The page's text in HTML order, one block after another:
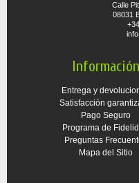
Calle
08031
Información
Entrega y
Satisfacción
Pago Seguro
Programa de
Preguntas
Mapa del Sitio